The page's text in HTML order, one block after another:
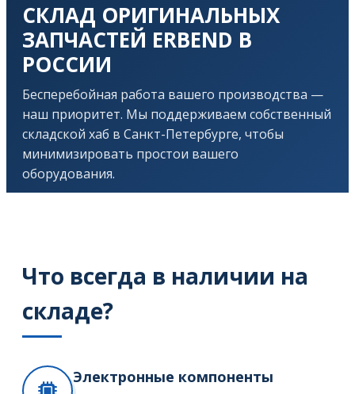
СКЛАД ОРИГИНАЛЬНЫХ
ЗАПЧАСТЕЙ ERBEND В
РОССИИ
Бесперебойная работа вашего производства —
наш приоритет. Мы поддерживаем собственный
складской хаб в Санкт-Петербурге, чтобы
минимизировать простои вашего
оборудования.
Что всегда в наличии на
складе?
Электронные компоненты